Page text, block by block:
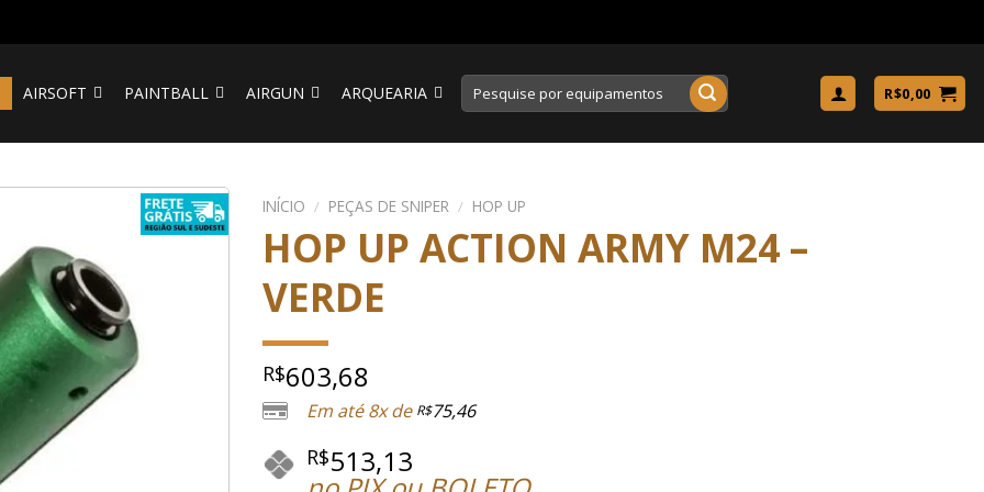
AIRSOFT PAINTBALL AIRGUN ARQUEARIA
Pesquisar
por:
R$0,00
INÍCIO / PEÇAS DE SNIPER / HOP UP
HOP UP ACTION ARMY M24 –
VERDE
R$603,68
Em até 8x de R$75,46
R$513,13